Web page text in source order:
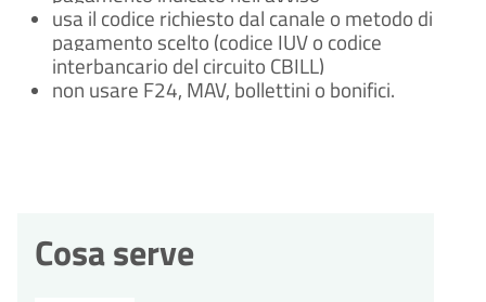
usa il codice richiesto dal canale o metodo di
pagamento scelto (codice IUV o codice
interbancario del circuito CBILL)
non usare F24, MAV, bollettini o bonifici.
Cosa serve